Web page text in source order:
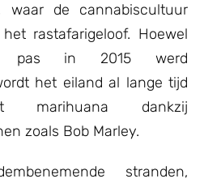
waar de cannabiscultuur
rastafarigeloof. Hoewel
pas in 2015 werd
het eiland al lange tijd
marihuana dankzij
zoals Bob Marley.
stranden,